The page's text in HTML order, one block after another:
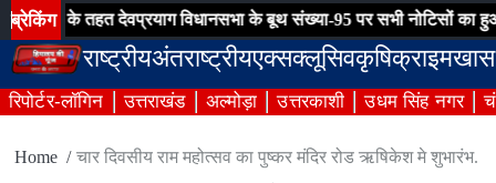
Skip
to
content
ब्रेकिंग विधानसभा के बूथ संख्या-95 पर सभी नोटिसों का हुआ निस्तारण
राष्ट्रीयअंतराष्ट्रीयएक्सक्लूसिवकृषिक्राइम
रिपोर्टर-लॉगिन उत्तराखंड अल्मोड़ा उत्तरकाशी उधम सिंह नगर
Home चार दिवसीय राम महोत्सव का पुष्कर मंदिर रोड ऋषिकेश मे शुभारंभ.